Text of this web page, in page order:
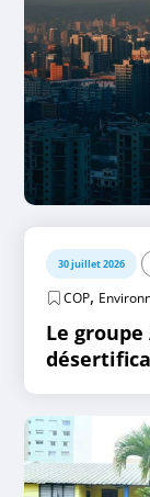
30 juillet 2026
COP,
Le groupe